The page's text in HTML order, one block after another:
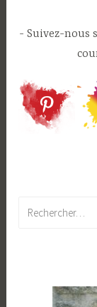
Suivez-nous